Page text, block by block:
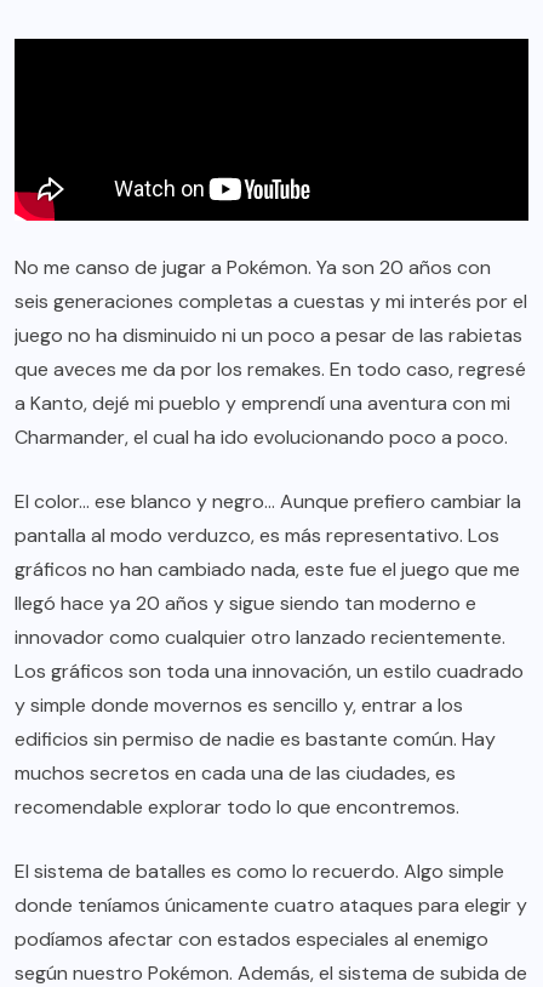
No me canso de jugar a Pokémon. Ya son 20 años con
seis generaciones completas a cuestas y mi interés por el
juego no ha disminuido ni un poco a pesar de las rabietas
que aveces me da por los remakes. En todo caso, regresé
a Kanto, dejé mi pueblo y emprendí una aventura con mi
Charmander, el cual ha ido evolucionando poco a poco.
El color… ese blanco y negro… Aunque prefiero cambiar la
pantalla al modo verduzco, es más representativo. Los
gráficos no han cambiado nada, este fue el juego que me
llegó hace ya 20 años y sigue siendo tan moderno e
innovador como cualquier otro lanzado recientemente.
Los gráficos son toda una innovación, un estilo cuadrado
y simple donde movernos es sencillo y, entrar a los
edificios sin permiso de nadie es bastante común. Hay
muchos secretos en cada una de las ciudades, es
recomendable explorar todo lo que encontremos.
El sistema de batalles es como lo recuerdo. Algo simple
donde teníamos únicamente cuatro ataques para elegir y
podíamos afectar con estados especiales al enemigo
según nuestro Pokémon. Además, el sistema de subida de